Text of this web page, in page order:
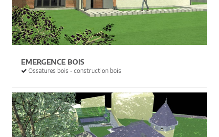
EMERGENCE BOIS
Ossatures bois - construction bois